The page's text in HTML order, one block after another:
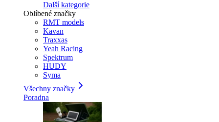
Další kategorie
Oblíbené značky
RMT models
Kavan
Traxxas
Yeah Racing
Spektrum
HUDY
Syma
Všechny značky
Poradna